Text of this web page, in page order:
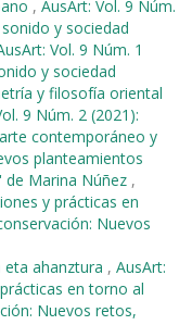
, AusArt: Vol. 9 Núm.
y sociedad
Vol. 9 Núm. 1
y sociedad
y filosofía oriental
9 Núm. 2 (2021):
contemporáneo y
planteamientos
de Marina Núñez ,
y prácticas en
Nuevos
eta ahanztura , AusArt:
en torno al
Nuevos retos,